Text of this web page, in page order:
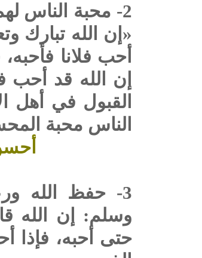
2- محبة الناس
«إن الله تبارك
أحب فلانا
إن الله قد أحب
القبول في أهل
الناس محبة
فطالما
3- حفظ الله
وسلم: إن الله
حتى أحبه، فإذا